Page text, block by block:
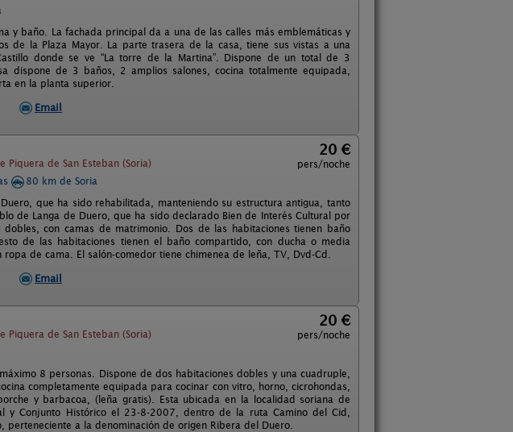
y baño. La fachada principal da a una de las calles más emblemáticas y
de la Plaza Mayor. La parte trasera de la casa, tiene sus vistas a una
donde se ve “La torre de la Martina”. Dispone de un total de 3
dispone de 3 baños, 2 amplios salones, cocina totalmente equipada,
en la planta superior.
Email
Piquera de San Esteban (Soria)
20 €
pers/noche
80 km de Soria
que ha sido rehabilitada, manteniendo su estructura antigua, tanto
de Langa de Duero, que ha sido declarado Bien de Interés Cultural por
con camas de matrimonio. Dos de las habitaciones tienen baño
de las habitaciones tienen el baño compartido, con ducha o media
de cama. El salón-comedor tiene chimenea de leña, TV, Dvd-Cd.
Email
Piquera de San Esteban (Soria)
20 €
pers/noche
8 personas. Dispone de dos habitaciones dobles y una cuadruple,
completamente equipada para cocinar con vitro, horno, cicrohondas,
y barbacoa, (leña gratis). Esta ubicada en la localidad soriana de
y Conjunto Histórico el 23-8-2007, dentro de la ruta Camino del Cid,
a la denominación de origen Ribera del Duero.